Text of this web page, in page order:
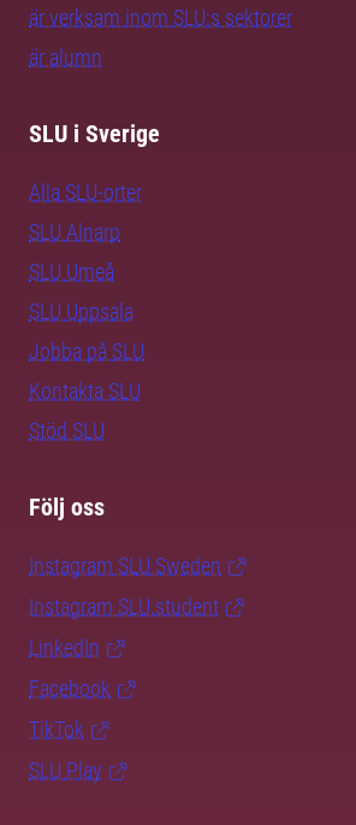
är verksam inom SLU:s sektorer
är alumn
SLU i Sverige
Alla SLU-orter
SLU Alnarp
SLU Umeå
SLU Uppsala
Jobba på SLU
Kontakta SLU
Stöd SLU
Följ oss
Instagram SLU.Sweden
Instagram SLU.student
LinkedIn
Facebook
TikTok
SLU Play